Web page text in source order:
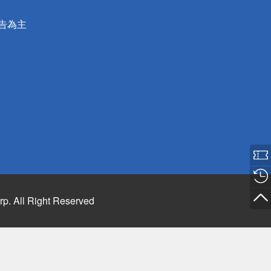
為主
All Right Reserved